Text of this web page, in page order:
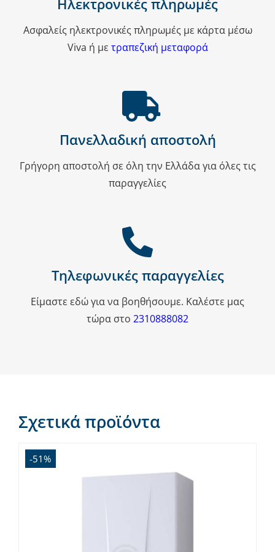
Ηλεκτρονικές πληρωμές
Ασφαλείς ηλεκτρονικές πληρωμές με κάρτα μέσω
Viva ή με τραπεζική μεταφορά
Πανελλαδική αποστολή
Γρήγορη αποστολή σε όλη την Ελλάδα για όλες τις
παραγγελίες
Τηλεφωνικές παραγγελίες
Είμαστε εδώ για να βοηθήσουμε. Καλέστε μας
τώρα στο 2310888082
Σχετικά προϊόντα
-51%